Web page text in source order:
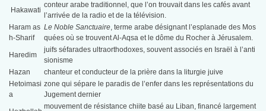
Hakawati
conteur arabe traditionnel, que l’on trouvait dans les cafés avant
l’arrivée de la radio et de la télévision.
Haram as
h-Sharif
Le Noble Sanctuaire, terme arabe désignant l’esplanade des Mos
quées où se trouvent Al-Aqsa et le dôme du Rocher à Jérusalem.
Haredim
juifs séfarades ultraorthodoxes, souvent associés en Israël à l’anti
sionisme
Hazan
chanteur et conducteur de la prière dans la liturgie juive
Hetoimasi
a
zone qui sépare le paradis de l’enfer dans les représentations du
Jugement dernier
mouvement de résistance chiite basé au Liban, financé largement